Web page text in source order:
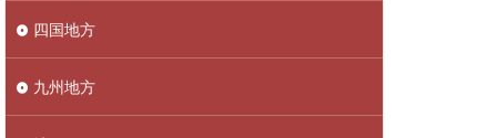
四国地方
九州地方